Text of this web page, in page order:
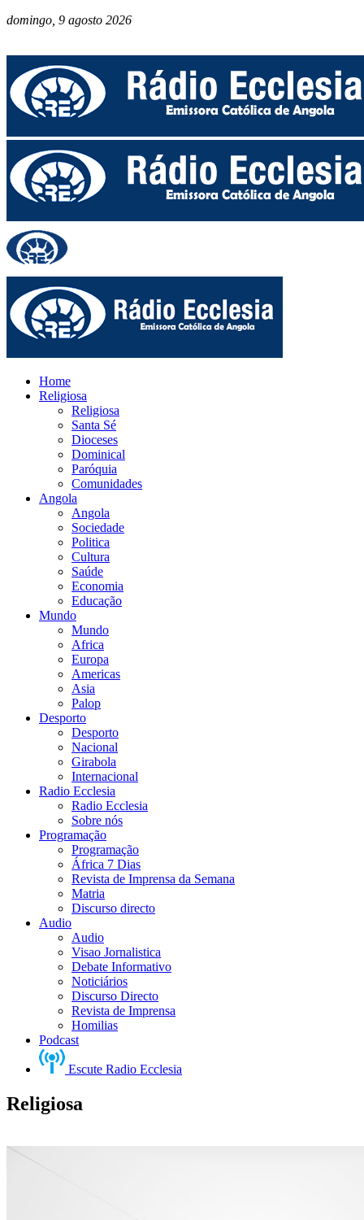
domingo, 9 agosto 2026
Home
Religiosa
Religiosa
Santa Sé
Dioceses
Dominical
Paróquia
Comunidades
Angola
Angola
Sociedade
Politica
Cultura
Saúde
Economia
Educação
Mundo
Mundo
Africa
Europa
Americas
Asia
Palop
Desporto
Desporto
Nacional
Girabola
Internacional
Radio Ecclesia
Radio Ecclesia
Sobre nós
Programação
Programação
África 7 Dias
Revista de Imprensa da Semana
Matria
Discurso directo
Audio
Audio
Visao Jornalistica
Debate Informativo
Noticiários
Discurso Directo
Revista de Imprensa
Homilias
Podcast
Escute Radio Ecclesia
Religiosa